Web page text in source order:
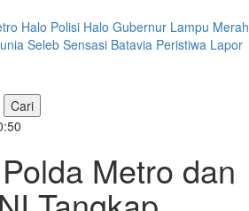
Halo Polisi Halo Gubernur Lampu Merah
Seleb Sensasi Batavia Peristiwa Lapor
Metro dan